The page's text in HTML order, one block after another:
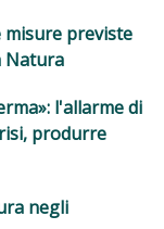
misure previste
Natura
l'allarme di
produrre
negli